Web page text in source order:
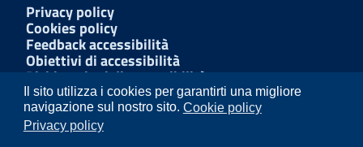
Il sito utilizza i cookies per garantirti una migliore
navigazione sul nostro sito. Cookie policy
Privacy policy
Privacy policy
Cookies policy
Feedback accessibilità
Obiettivi di accessibilità
Dichiarazioni di accessibilità
Amministrazione Trasparente
Mappa del sito
Segnalazioni di illecito